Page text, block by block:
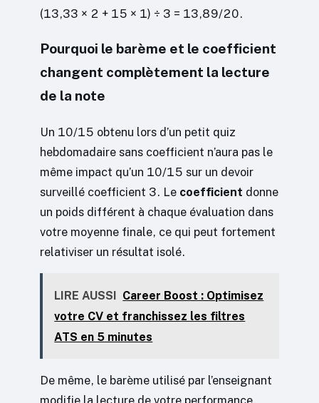
(13,33 × 2 + 15 × 1) ÷ 3 = 13,89/20.
Pourquoi le barème et le coefficient
changent complètement la lecture
de la note
Un 10/15 obtenu lors d’un petit quiz
hebdomadaire sans coefficient n’aura pas le
même impact qu’un 10/15 sur un devoir
surveillé coefficient 3. Le coefficient donne
un poids différent à chaque évaluation dans
votre moyenne finale, ce qui peut fortement
relativiser un résultat isolé.
LIRE AUSSI Career Boost : Optimisez
votre CV et franchissez les filtres
ATS en 5 minutes
De même, le barème utilisé par l’enseignant